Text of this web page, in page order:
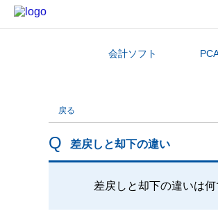
カテゴリから探す
会計ソフト
戻る
差戻しと却下の違い
差戻しと却下の違いは何